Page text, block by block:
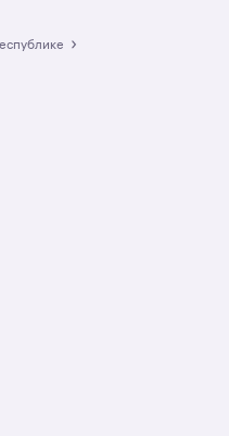
разделе размещено
полную
›